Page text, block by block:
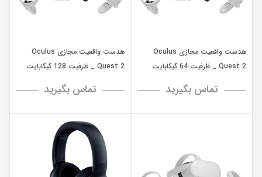
هدست واقعیت مجازی Oculus
Quest 2 _ ظرفیت 64 گیگابایت
تماس بگیرید
هدست واقعیت مجازی Oculus
Quest 2 _ ظرفیت 128 گیگابایت
تماس بگیرید